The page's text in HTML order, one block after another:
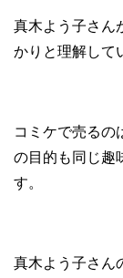
真木よう子さん
かりと理解して
コミケで売るの
の目的も同じ趣
す。
真木よう子さん